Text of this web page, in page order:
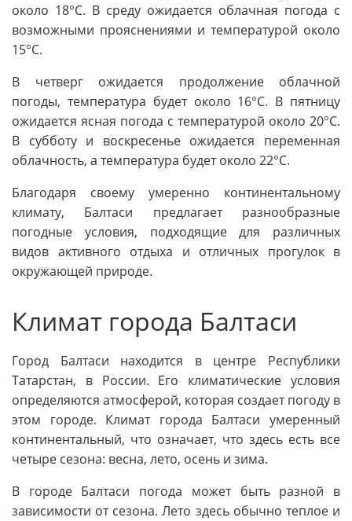
около 18°C. В среду ожидается облачная погода с
возможными прояснениями и температурой около
15°C.
В четверг ожидается продолжение облачной
погоды, температура будет около 16°C. В пятницу
ожидается ясная погода с температурой около 20°C.
В субботу и воскресенье ожидается переменная
облачность, а температура будет около 22°C.
Благодаря своему умеренно континентальному
климату, Балтаси предлагает разнообразные
погодные условия, подходящие для различных
видов активного отдыха и отличных прогулок в
окружающей природе.
Климат города Балтаси
Город Балтаси находится в центре Республики
Татарстан, в России. Его климатические условия
определяются атмосферой, которая создает погоду в
этом городе. Климат города Балтаси умеренный
континентальный, что означает, что здесь есть все
четыре сезона: весна, лето, осень и зима.
В городе Балтаси погода может быть разной в
зависимости от сезона. Лето здесь обычно теплое и